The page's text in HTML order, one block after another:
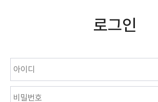
로그인